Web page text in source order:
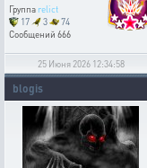
Группа relict
17
3
74
Сообщений 666
25 Июня 2026 12:34:58
blogis